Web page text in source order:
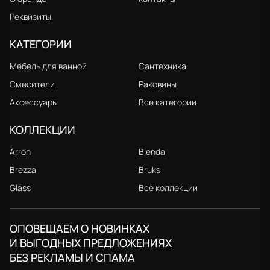
Реквизиты
КАТЕГОРИИ
Мебель для ванной
Сантехника
Смесители
Раковины
Аксессуары
Все категории
КОЛЛЕКЦИИ
Arron
Blenda
Brezza
Bruks
Glass
Все коллекции
ОПОВЕЩАЕМ О НОВИНКАХ
И ВЫГОДНЫХ ПРЕДЛОЖЕНИЯХ
БЕЗ РЕКЛАМЫ И СПАМА